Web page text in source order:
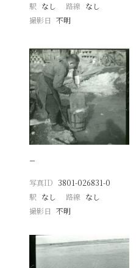
駅 なし 路線 なし
撮影日
不明
−
写真ID 3801-026831-0
駅 なし 路線 なし
撮影日
不明